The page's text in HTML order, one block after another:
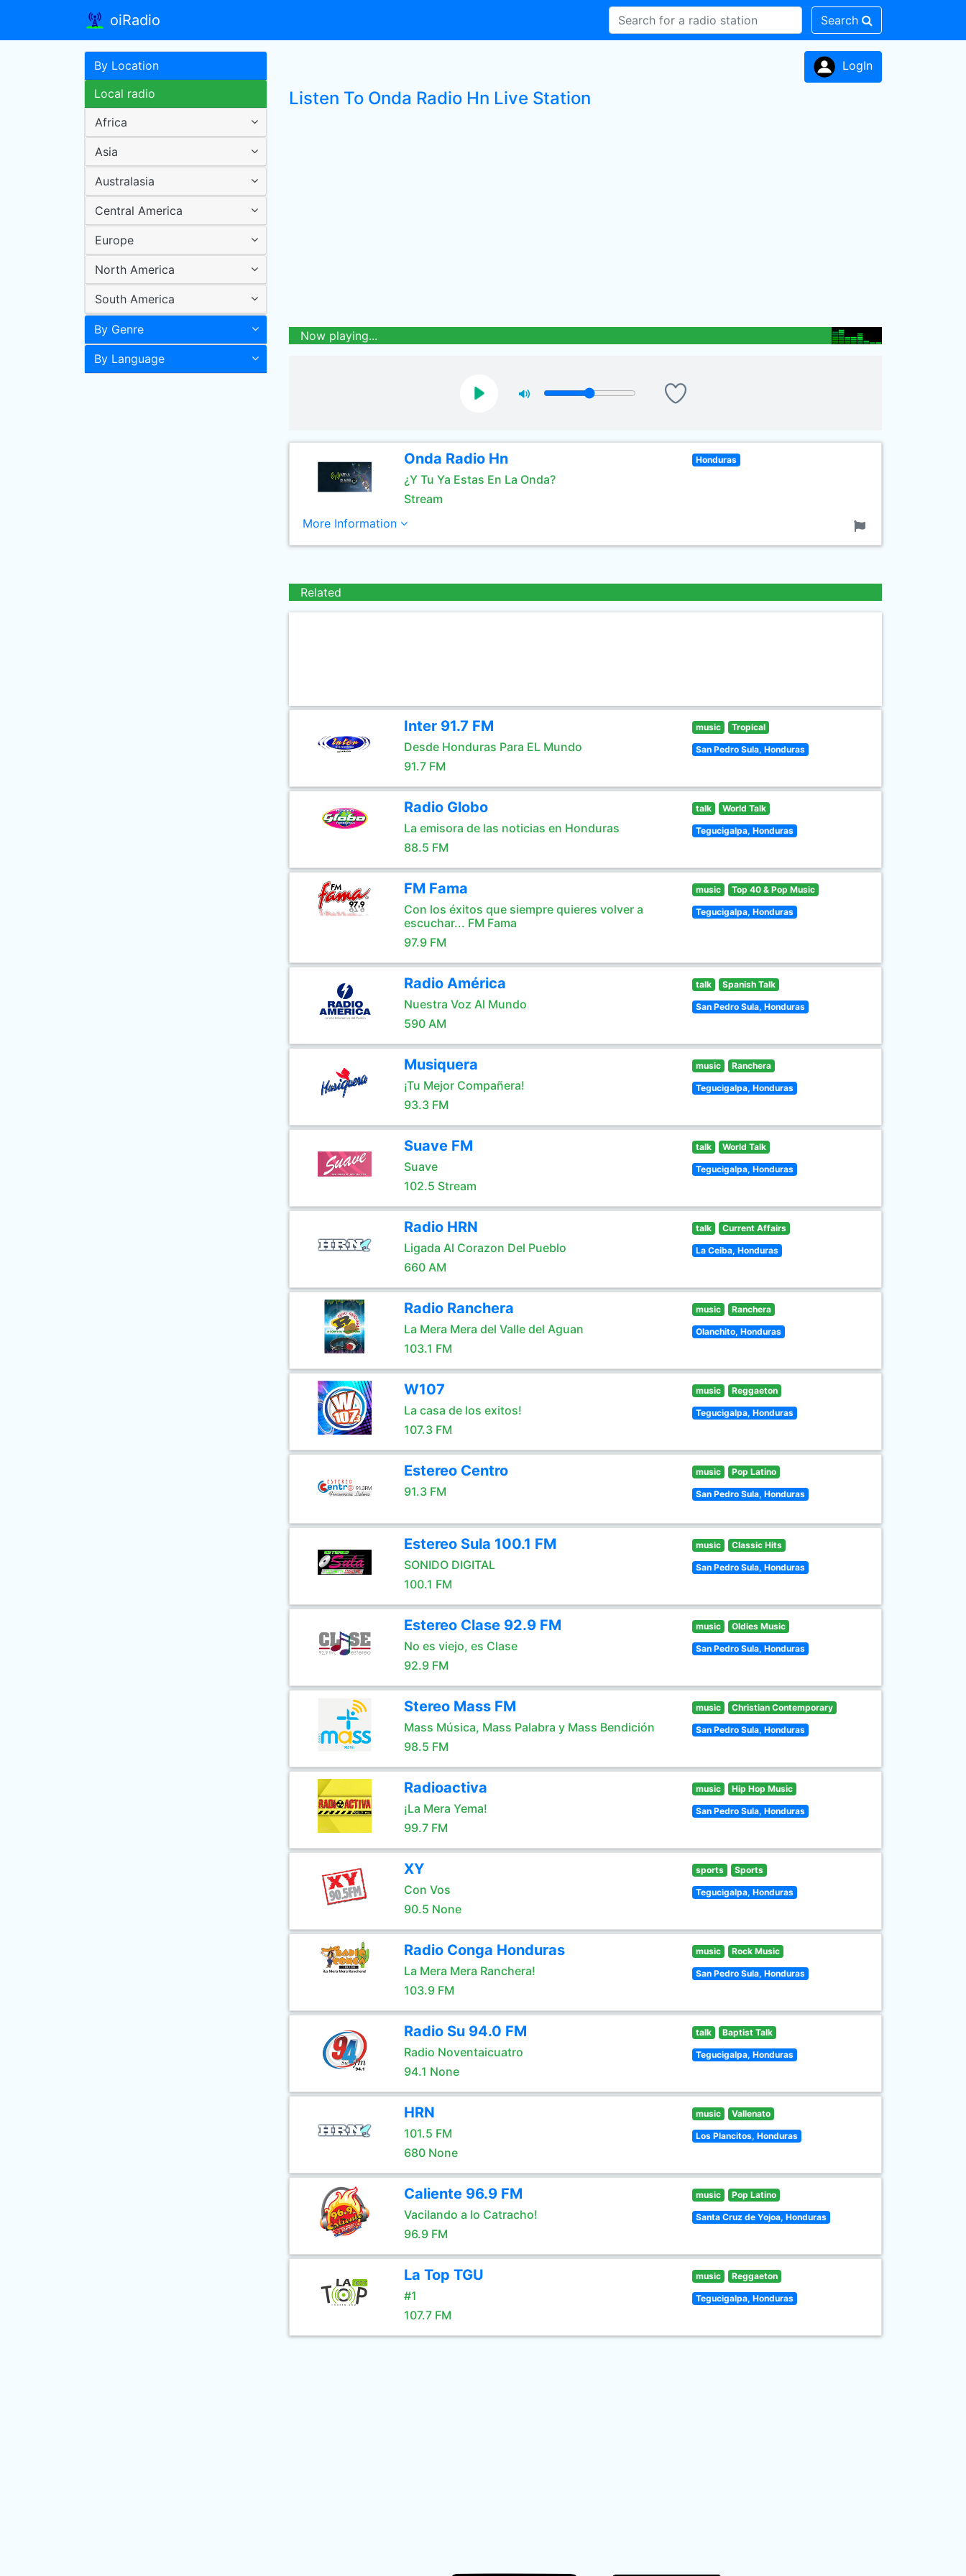
oiRadio Search
By Location
Local radio
Africa
Asia
Australasia
Central America
Europe
North America
South America
By Genre
By Language
LogIn
Listen To Onda Radio Hn Live Station
Now playing...
Onda Radio Hn
¿Y Tu Ya Estas En La Onda?
Stream
Honduras
More Information
Related
Inter 91.7 FM
Desde Honduras Para EL Mundo
91.7 FM
music Tropical
San Pedro Sula, Honduras
Radio Globo
La emisora de las noticias en Honduras
88.5 FM
talk World Talk
Tegucigalpa, Honduras
FM Fama
Con los éxitos que siempre quieres volver a
escuchar... FM Fama
97.9 FM
music Top 40 & Pop Music
Tegucigalpa, Honduras
Radio América
Nuestra Voz Al Mundo
590 AM
talk Spanish Talk
San Pedro Sula, Honduras
Musiquera
¡Tu Mejor Compañera!
93.3 FM
music Ranchera
Tegucigalpa, Honduras
Suave FM
Suave
102.5 Stream
talk World Talk
Tegucigalpa, Honduras
Radio HRN
Ligada Al Corazon Del Pueblo
660 AM
talk Current Affairs
La Ceiba, Honduras
Radio Ranchera
La Mera Mera del Valle del Aguan
103.1 FM
music Ranchera
Olanchito, Honduras
W107
La casa de los exitos!
107.3 FM
music Reggaeton
Tegucigalpa, Honduras
Estereo Centro
91.3 FM
music Pop Latino
San Pedro Sula, Honduras
Estereo Sula 100.1 FM
SONIDO DIGITAL
100.1 FM
music Classic Hits
San Pedro Sula, Honduras
Estereo Clase 92.9 FM
No es viejo, es Clase
92.9 FM
music Oldies Music
San Pedro Sula, Honduras
Stereo Mass FM
Mass Música, Mass Palabra y Mass Bendición
98.5 FM
music Christian Contemporary
San Pedro Sula, Honduras
Radioactiva
¡La Mera Yema!
99.7 FM
music Hip Hop Music
San Pedro Sula, Honduras
XY
Con Vos
90.5 None
sports Sports
Tegucigalpa, Honduras
Radio Conga Honduras
La Mera Mera Ranchera!
103.9 FM
music Rock Music
San Pedro Sula, Honduras
Radio Su 94.0 FM
Radio Noventaicuatro
94.1 None
talk Baptist Talk
Tegucigalpa, Honduras
HRN
101.5 FM
680 None
music Vallenato
Los Plancitos, Honduras
Caliente 96.9 FM
Vacilando a lo Catracho!
96.9 FM
music Pop Latino
Santa Cruz de Yojoa, Honduras
La Top TGU
#1
107.7 FM
music Reggaeton
Tegucigalpa, Honduras